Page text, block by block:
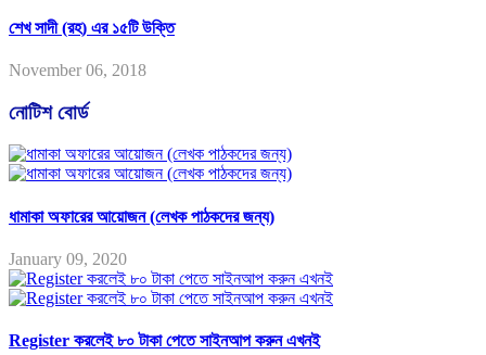
শেখ সাদী (রহ) এর ১৫টি উক্তি
November 06, 2018
নোটিশ বোর্ড
ধামাকা অফারের আয়োজন (লেখক পাঠকদের জন্য)
January 09, 2020
Register করলেই ৮০ টাকা পেতে সাইনআপ করুন এখনই